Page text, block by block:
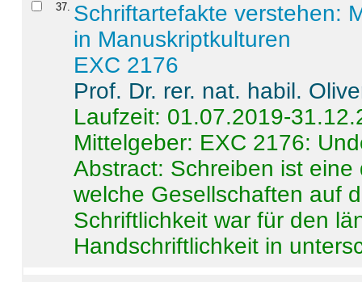
37. Schriftartefakte verstehen:
in Manuskriptkulturen
EXC 2176
Prof. Dr. rer. nat. habil.
Laufzeit: 01.07.2019-
Mittelgeber: EXC 2176:
Abstract: Schreiben ist
welche Gesellschaften auf
Schriftlichkeit war für den
Handschriftlichkeit in